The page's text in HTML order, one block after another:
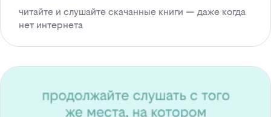
читайте и слушайте скачанные книги — даже когда
нет интернета